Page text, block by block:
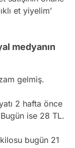
et yiyelim’
medyanın
gelmiş.
2 hafta önce
ise 28 TL.
bugün 21